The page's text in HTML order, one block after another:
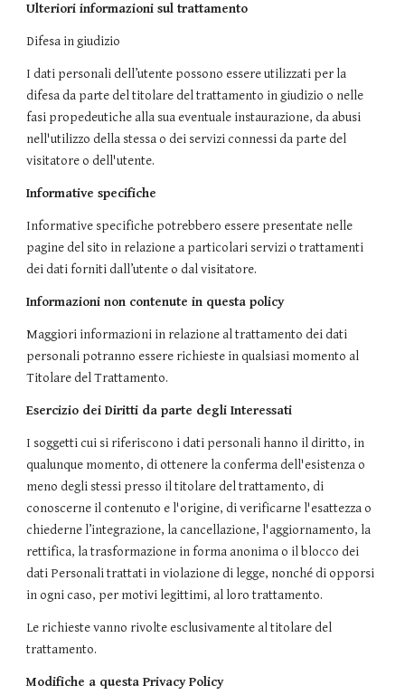
Ulteriori informazioni sul trattamento
Difesa in giudizio
I dati personali dell’utente possono essere utilizzati per la
difesa da parte del titolare del trattamento in giudizio o nelle
fasi propedeutiche alla sua eventuale instaurazione, da abusi
nell'utilizzo della stessa o dei servizi connessi da parte del
visitatore o dell'utente.
Informative specifiche
Informative specifiche potrebbero essere presentate nelle
pagine del sito in relazione a particolari servizi o trattamenti
dei dati forniti dall’utente o dal visitatore.
Informazioni non contenute in questa policy
Maggiori informazioni in relazione al trattamento dei dati
personali potranno essere richieste in qualsiasi momento al
Titolare del Trattamento.
Esercizio dei Diritti da parte degli Interessati
I soggetti cui si riferiscono i dati personali hanno il diritto, in
qualunque momento, di ottenere la conferma dell'esistenza o
meno degli stessi presso il titolare del trattamento, di
conoscerne il contenuto e l'origine, di verificarne l'esattezza o
chiederne l’integrazione, la cancellazione, l'aggiornamento, la
rettifica, la trasformazione in forma anonima o il blocco dei
dati Personali trattati in violazione di legge, nonché di opporsi
in ogni caso, per motivi legittimi, al loro trattamento.
Le richieste vanno rivolte esclusivamente al titolare del
trattamento.
Modifiche a questa Privacy Policy